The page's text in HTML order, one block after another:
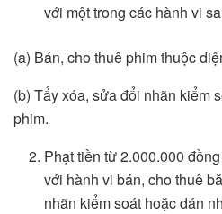
với một trong các hành vi
(a) Bán, cho thuê phim thuộc
(b) Tẩy xóa, sửa đổi nhãn kiểm
phim.
Phạt tiền từ 2.000.000
với hành vi bán, cho thuê
nhãn kiểm soát hoặc dán